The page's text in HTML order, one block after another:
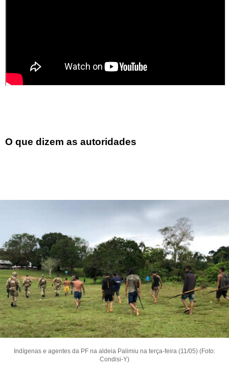
O que dizem as autoridades
Indígenas e agentes da PF na aldeia Palimiu na terça-feira (11/05) (Foto:
Condisi-Y)